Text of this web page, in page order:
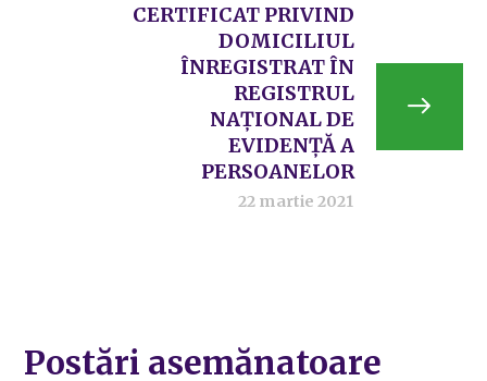
CERTIFICAT PRIVIND
DOMICILIUL
ÎNREGISTRAT ÎN
REGISTRUL
NAȚIONAL DE
EVIDENȚĂ A
PERSOANELOR
22 martie 2021
Postări asemănatoare